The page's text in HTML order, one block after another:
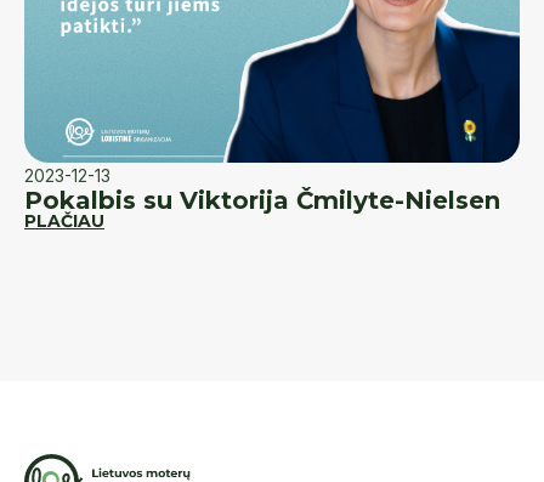
2023-12-13
Pokalbis su Viktorija Čmilyte-Nielsen
PLAČIAU